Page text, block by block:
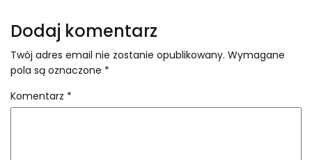
Dodaj komentarz
Twój adres email nie zostanie opublikowany. Wymagane
pola są oznaczone *
Komentarz *